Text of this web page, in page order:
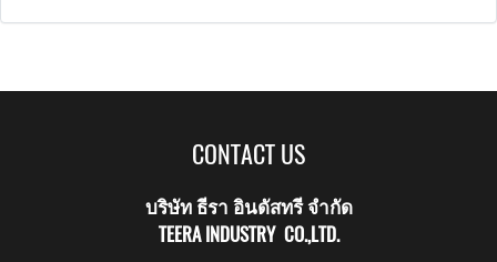
CONTACT US
บริษัท ธีรา อินดัสทรี จำกัด
TEERA INDUSTRY CO.,LTD.